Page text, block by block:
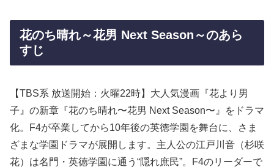
花のち晴れ～花男 Next Season～のあら
すじ
【TBS系 放送開始：火曜22時】大人気漫画『花より男
子』の新章『花のち晴れ〜花男 Next Season〜』をドラマ
化。F4が卒業してから10年後の英徳学園を舞台に、さま
ざまな学園ドラマが展開します。主人公の江戸川音（杉咲
花）は名門・英徳学園に通う“隠れ庶民”。F4のリーダーで